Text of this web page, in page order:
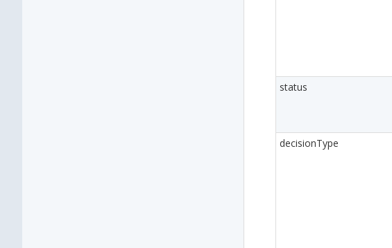
status
decisionType